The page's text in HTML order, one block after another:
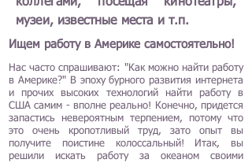
музеи, известные места и т.п.
Ищем работу в Америке самостоятельно!
Нас часто спрашивают: "Как можно найти работу
в Америке?" В эпоху бурного развития интернета
и прочих высоких технологий найти работу в
США самим ­­- вполне реально! Конечно, придется
запастись невероятным терпением, потому что
это очень кропотливый труд, зато опыт вы
получите поистине колоссальный! Итак, вы
решили искать работу за океаном своими